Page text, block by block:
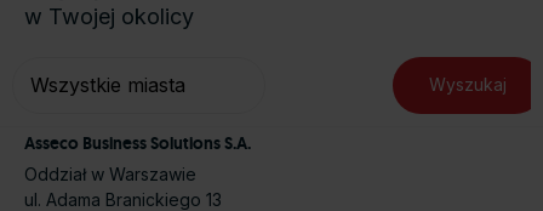
w Twojej okolicy
Asseco Business Solutions S.A.
Oddział w Warszawie
ul. Adama Branickiego 13